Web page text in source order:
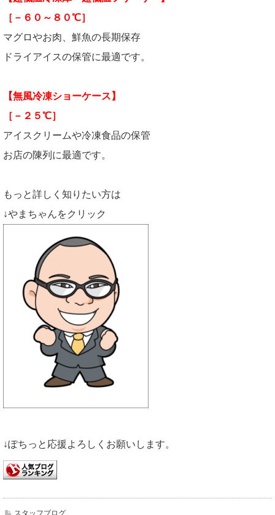
［－６０～８０℃］
マグロやお肉、鮮魚の長期保存
ドライアイスの保管に最適です。
【無風冷凍ショーケース】
［－２５℃］
アイスクリームや冷凍食品の保管
お店の陳列に最適です。
もっと詳しく知りたい方は
↓やまちゃんをクリック
↓ぽちっと応援よろしくお願いします。
スタッフブログ